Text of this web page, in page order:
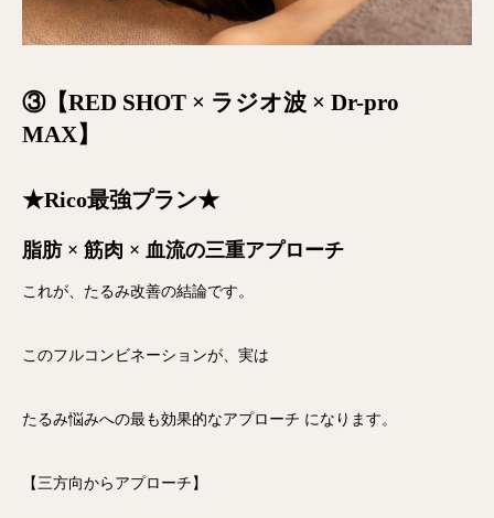
③【RED SHOT × ラジオ波 × Dr-pro
MAX】
★Rico最強プラン★
脂肪 × 筋肉 × 血流の三重アプローチ
これが、たるみ改善の結論です。
このフルコンビネーションが、実は
たるみ悩みへの最も効果的なアプローチ になります。
【三方向からアプローチ】